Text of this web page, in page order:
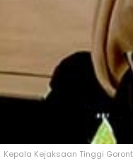
Kepala Kejaksaan Tinggi